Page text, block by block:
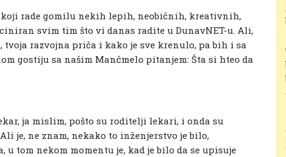
rade gomilu nekih lepih, neobičnih, kreativnih,
svim tim što vi danas radite u DunavNET-u. Ali,
razvojna priča i kako je sve krenulo, pa bih i sa
gostiju sa našim Mančmelo pitanjem: Šta si hteo da
ja mislim, pošto su roditelji lekari, i onda su
je, ne znam, nekako to inženjerstvo je bilo,
u tom nekom momentu je, kad je bilo da se upisuje